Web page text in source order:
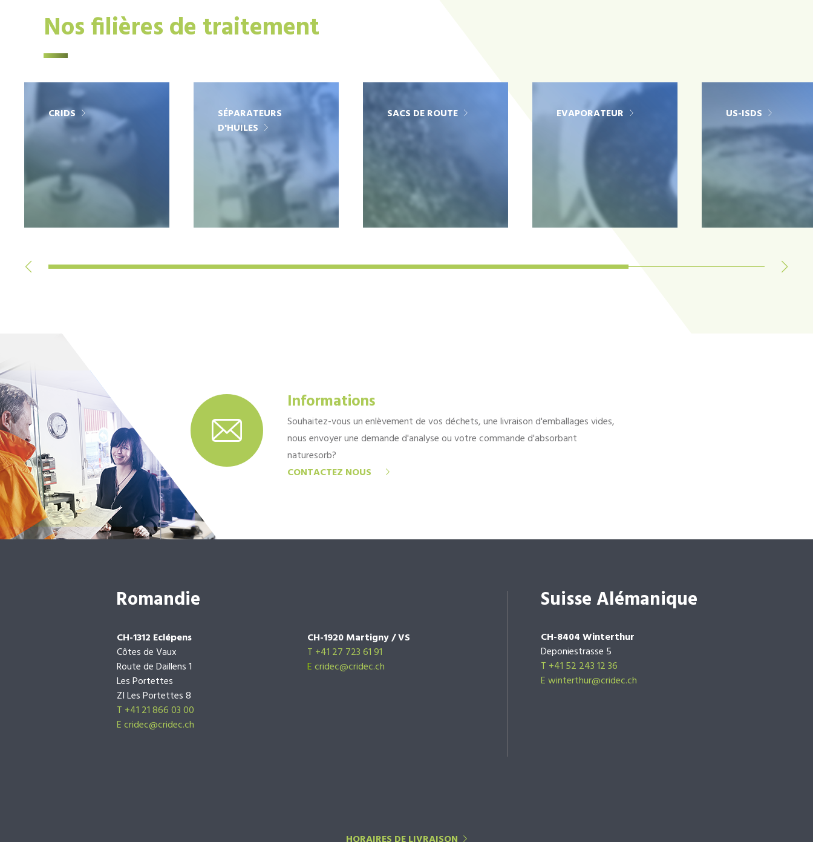
Nos filières de traitement
CRIDS
SÉPARATEURS
D'HUILES
SACS DE ROUTE EVAPORATEUR US-ISDS
Informations
Souhaitez-vous un enlèvement de vos déchets, une livraison d'emballages vides,
nous envoyer une demande d'analyse ou votre commande d'absorbant
naturesorb?
CONTACTEZ NOUS
Romandie
CH-1312 Eclépens
Côtes de Vaux
Route de Daillens 1
Les Portettes
ZI Les Portettes 8
T +41 21 866 03 00
Ecridec@cridec.ch
CH-1920 Martigny / VS
T +41 27 723 61 91
Ecridec@cridec.ch
Suisse Alémanique
CH-8404 Winterthur
Deponiestrasse 5
T +41 52 243 12 36
E winterthur@cridec.ch